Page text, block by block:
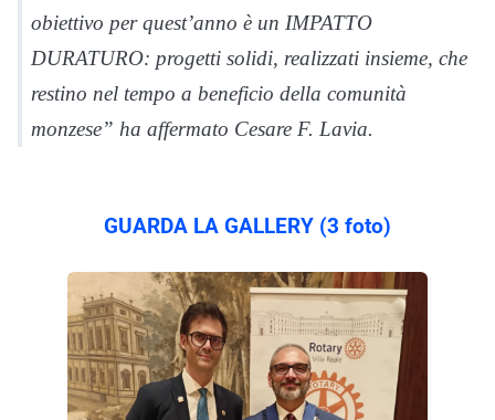
obiettivo per quest’anno è un IMPATTO
DURATURO: progetti solidi, realizzati insieme, che
restino nel tempo a beneficio della comunità
monzese” ha affermato Cesare F. Lavia.
GUARDA LA GALLERY (3 foto)